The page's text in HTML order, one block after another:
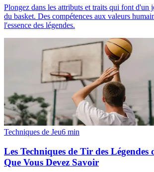
Plongez dans les attributs et traits qui font d'un
du basket. Des compétences aux valeurs
l'essence des légendes.
Techniques de Jeu6 min
Les Techniques de Tir des Légendes
Que Vous Devez Savoir